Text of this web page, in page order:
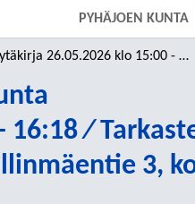
PYHÄJOEN KUNTA
26.05.2026 klo 15:00 - 16:18 ⁄ Tarkastettu
⁄
3,